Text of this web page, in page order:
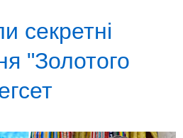
секретні
"Золотого